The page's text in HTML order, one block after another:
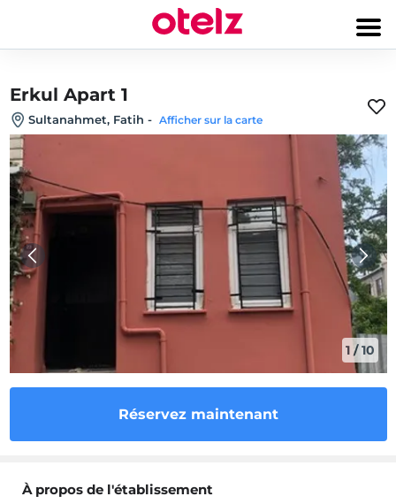
Erkul Apart 1
Sultanahmet, Fatih - Afficher sur la carte
1 /10
Réservez maintenant
À propos de l'établissement